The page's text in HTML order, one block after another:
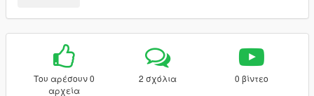
Του αρέσουν 0
αρχεία
2 σχόλια 0 βίντεο